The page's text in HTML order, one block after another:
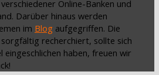
Online-Banken und
Darüber hinaus werden
im Blog aufgegriffen. Die
recherchiert, sollte sich
eingeschlichen haben, freuen wir